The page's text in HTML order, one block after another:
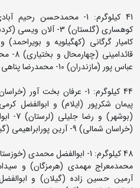
عباس پور (مازندران) 10- محمدرضا پناهی (اردبیل)
(خراسان شمالی) 9- آرین پورابراهیمی (گیلان) 10- امیرمحمد آقائی (البرز)